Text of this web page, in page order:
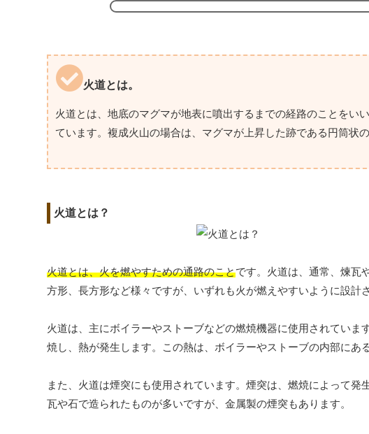
火道とは。
火道とは、地底のマグマが地表に噴出するまでの経路のことをい
ています。複成火山の場合は、マグマが上昇した跡である円筒状の
火道とは？
火道とは、火を燃やすための通路のことです。火道は、通常、煉瓦
方形、長方形など様々ですが、いずれも火が燃えやすいように設計
火道は、主にボイラーやストーブなどの燃焼機器に使用されてい
焼し、熱が発生します。この熱は、ボイラーやストーブの内部にあ
また、火道は煙突にも使用されています。煙突は、燃焼によって
瓦や石で造られたものが多いですが、金属製の煙突もあります。